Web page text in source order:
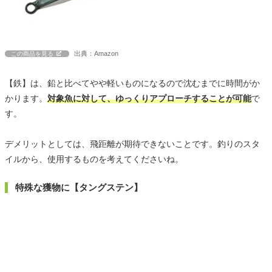
この商品を見る 出典：Amazon
【鉄】は、鉛と比べてやや軽いものになるので沈むまでに時間がか
かります。 対象魚に対して、ゆっくりアプローチすることが可能で
す。
デメリットとしては、飛距離が期待できないことです。釣りのスタ
イルから、使用するものを考えてくださいね。
特殊な獲物に【タングステン】